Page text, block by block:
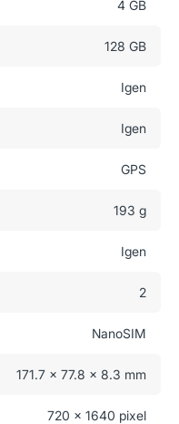
4 GB
128 GB
Igen
Igen
GPS
193 g
Igen
2
NanoSIM
171.7 x 77.8 x 8.3 mm
720 x 1640 pixel